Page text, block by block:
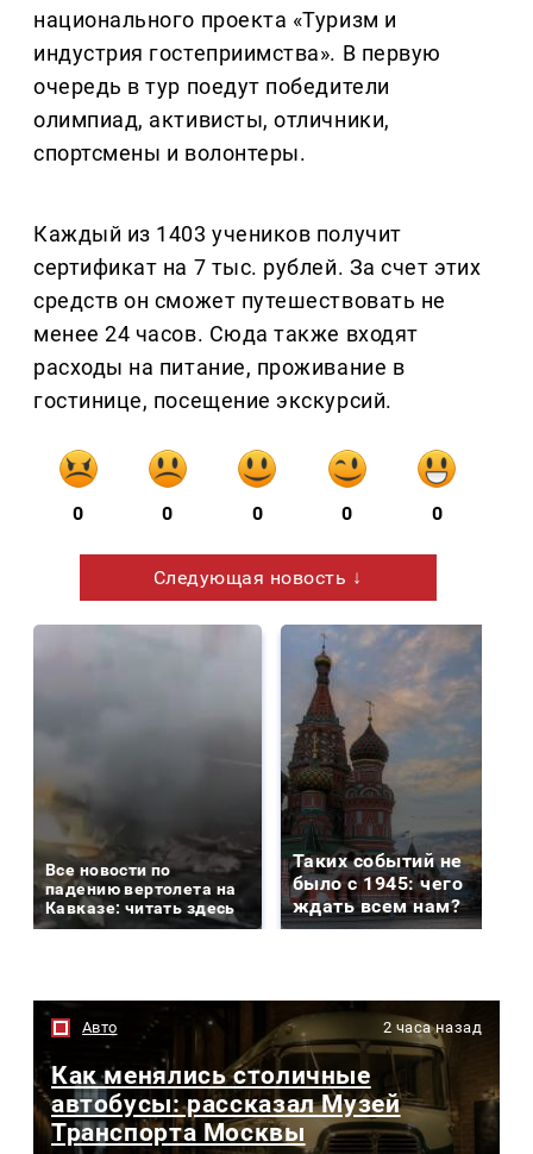
национального проекта «Туризм и
индустрия гостеприимства». В первую
очередь в тур поедут победители
олимпиад, активисты, отличники,
спортсмены и волонтеры.
Каждый из 1403 учеников получит
сертификат на 7 тыс. рублей. За счет этих
средств он сможет путешествовать не
менее 24 часов. Сюда также входят
расходы на питание, проживание в
гостинице, посещение экскурсий.
0 0 0 0 0
Следующая новость ↓
Все новости по
падению вертолета на
Кавказе: читать здесь
Таких событий не
было с 1945: чего
ждать всем нам?
Авто 2 часа назад
Как менялись столичные
автобусы: рассказал Музей
Транспорта Москвы